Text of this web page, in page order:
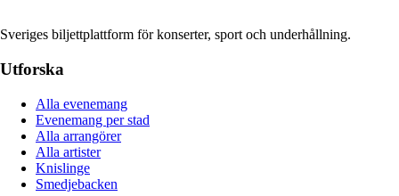
Sveriges biljettplattform för konserter, sport och underhållning.
Utforska
Alla evenemang
Evenemang per stad
Alla arrangörer
Alla artister
Knislinge
Smedjebacken